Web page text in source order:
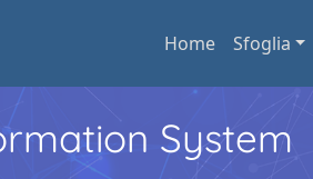
Home Sfoglia
System